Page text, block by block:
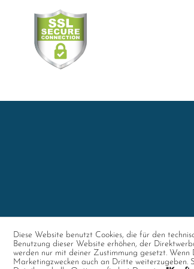
Diese Website benutzt Cookies, die für den
Benutzung dieser Website erhöhen, der
werden nur mit deiner Zustimmung gesetzt. Wenn
Marketingzwecken auch an Dritte weiterzugeben.